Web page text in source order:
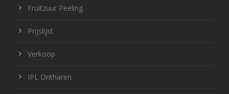
Fruitzuur Peeling
Prijslijst
Verkoop
IPL Ontharen